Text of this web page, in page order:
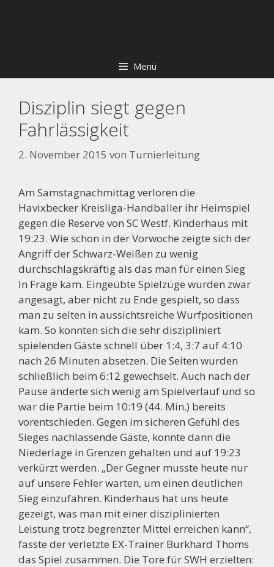
Menü
Disziplin siegt gegen
Fahrlässigkeit
2. November 2015 von Turnierleitung
Am Samstagnachmittag verloren die
Havixbecker Kreisliga-Handballer ihr Heimspiel
gegen die Reserve von SC Westf. Kinderhaus mit
19:23. Wie schon in der Vorwoche zeigte sich der
Angriff der Schwarz-Weißen zu wenig
durchschlagskräftig als das man für einen Sieg
In Frage kam. Eingeübte Spielzüge wurden zwar
angesagt, aber nicht zu Ende gespielt, so dass
man zu selten in aussichtsreiche Wurfpositionen
kam. So konnten sich die sehr diszipliniert
spielenden Gäste schnell über 1:4, 3:7 auf 4:10
nach 26 Minuten absetzen. Die Seiten wurden
schließlich beim 6:12 gewechselt. Auch nach der
Pause änderte sich wenig am Spielverlauf und so
war die Partie beim 10:19 (44. Min.) bereits
vorentschieden. Gegen im sicheren Gefühl des
Sieges nachlassende Gäste, konnte dann die
Niederlage in Grenzen gehalten und auf 19:23
verkürzt werden. „Der Gegner musste heute nur
auf unsere Fehler warten, um einen deutlichen
Sieg einzufahren. Kinderhaus hat uns heute
gezeigt, was man mit einer disziplinierten
Leistung trotz begrenzter Mittel erreichen kann“,
fasste der verletzte EX-Trainer Burkhard Thoms
das Spiel zusammen. Die Tore für SWH erzielten: